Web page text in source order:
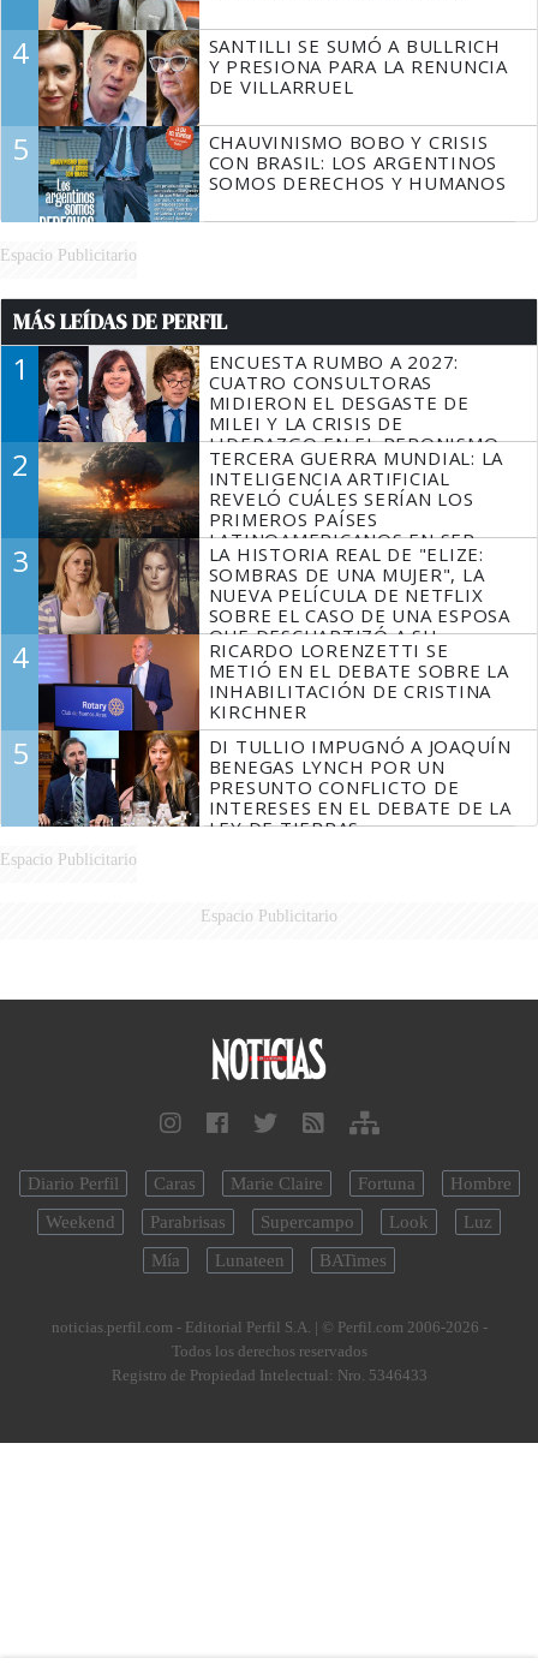
4
SANTILLI SE SUMÓ A BULLRICH
Y PRESIONA PARA LA RENUNCIA
DE VILLARRUEL
5
CHAUVINISMO BOBO Y CRISIS
CON BRASIL: LOS ARGENTINOS
SOMOS DERECHOS Y HUMANOS
Espacio Publicitario
MÁS LEÍDAS DE PERFIL
1
ENCUESTA RUMBO A 2027:
CUATRO CONSULTORAS
MIDIERON EL DESGASTE DE
MILEI Y LA CRISIS DE
LIDERAZGO EN EL PERONISMO
2
TERCERA GUERRA MUNDIAL: LA
INTELIGENCIA ARTIFICIAL
REVELÓ CUÁLES SERÍAN LOS
PRIMEROS PAÍSES
LATINOAMERICANOS EN SER
DERROTADOS
3
LA HISTORIA REAL DE "ELIZE:
SOMBRAS DE UNA MUJER", LA
NUEVA PELÍCULA DE NETFLIX
SOBRE EL CASO DE UNA ESPOSA
QUE DESCUARTIZÓ A SU
MARIDO
4
RICARDO LORENZETTI SE
METIÓ EN EL DEBATE SOBRE LA
INHABILITACIÓN DE CRISTINA
KIRCHNER
5
DI TULLIO IMPUGNÓ A JOAQUÍN
BENEGAS LYNCH POR UN
PRESUNTO CONFLICTO DE
INTERESES EN EL DEBATE DE LA
LEY DE TIERRAS
Espacio Publicitario
Espacio Publicitario
Diario Perfil Caras Marie Claire Fortuna
Hombre
Weekend
Parabrisas Supercampo Look
Luz
Mía
Lunateen BATimes
noticias.perfil.com - Editorial Perfil S.A. | © Perfil.com 2006-2026 -
Todos los derechos reservados
Registro de Propiedad Intelectual: Nro. 5346433